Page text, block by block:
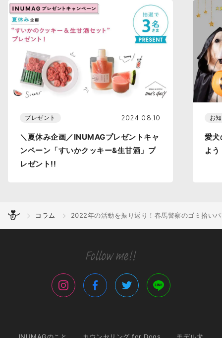
プレゼント 2024.08.10
＼夏休み企画／INUMAGプレゼントキャ
ンペーン「すいかクッキー&生甘酒」プ
レゼント!!
お
愛犬
よ
コラム 2022年の活動を振り返り！春馬警察のゴミ拾い